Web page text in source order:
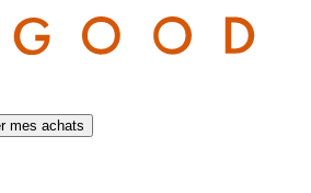
mes achats